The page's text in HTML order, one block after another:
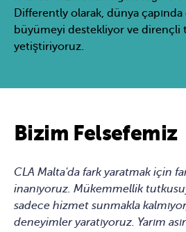
Differently olarak, dünya
büyümeyi destekliyor ve dirençli
yetiştiriyoruz.
Bizim Felsefemiz
CLA Malta'da fark yaratmak için
inanıyoruz. Mükemmellik
sadece hizmet sunmakla
deneyimler yaratıyoruz. Yarım